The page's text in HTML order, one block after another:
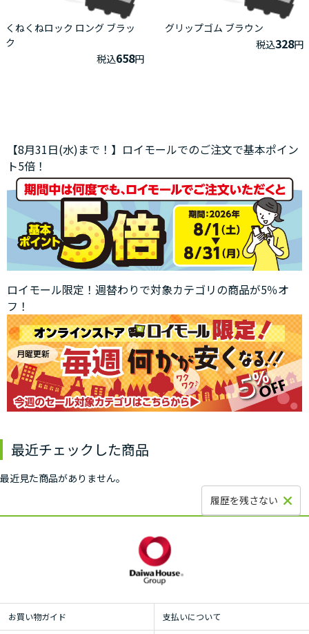
くねくねロック ロング ブラッ
ク
税込658円
グリップゴム ブラウン
税込328円
【8月31日(水)まで！】ロイモールでのご注文で基本ポイン
ト5倍！
ロイモール限定！週替わりで対象カテゴリの商品が5％オ
フ！
最近チェックした商品
最近見た商品がありません。
履歴を残さない
お買い物ガイド 支払いについて